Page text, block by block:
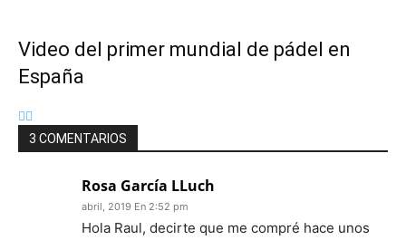
Video del primer mundial de pádel en
España
3 COMENTARIOS
Rosa García LLuch
abril, 2019 En 2:52 pm
Hola Raul, decirte que me compré hace unos